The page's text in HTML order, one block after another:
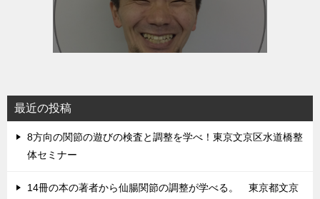
最近の投稿
8方向の関節の遊びの検査と調整を学べ！東京文京区水道橋整
体セミナー
14冊の本の著者から仙腸関節の調整が学べる。 東京都文京